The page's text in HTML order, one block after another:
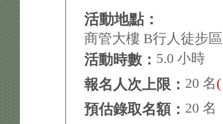
活動地點：
商管大樓 B行人徒步區
活動時數： 5.0 小時
報名人次上限： 20 名
預估錄取名額： 20 名